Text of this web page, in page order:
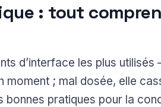
: tout
d’interface les plus
moment ; mal dosée, elle
bonnes pratiques pour la